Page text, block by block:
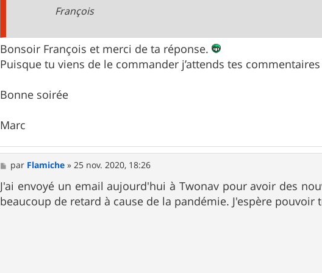
François
Bonsoir François et merci de ta réponse.
Puisque tu viens de le commander j’attends tes
Bonne soirée
Marc
M
e
s
s
a
par Flamiche »25 nov. 2020, 18:26
J'ai envoyé un email aujourd'hui à Twonav pour avoir des
beaucoup de retard à cause de la pandémie. J'espère